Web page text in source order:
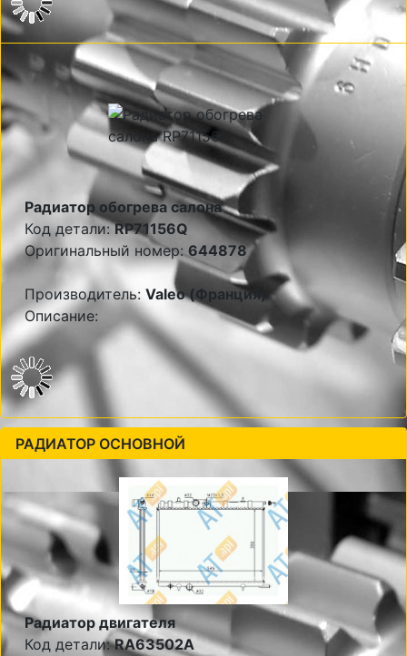
Радиатор обогрева салона
Код детали:RP71156Q
Оригинальный номер: 644878
Производитель: Valeo (Франция)
Описание:
РАДИАТОР ОСНОВНОЙ
Радиатор двигателя
Код детали:RA63502A